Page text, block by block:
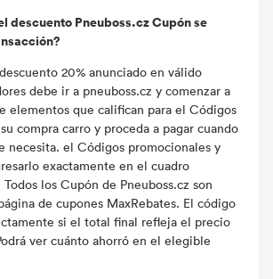
descuento Pneuboss.cz Cupón se
20% anunciado en válido
debe ir a pneuboss.cz y comenzar a
elementos que califican para el Códigos
compra carro y proceda a pagar cuando
necesita. el Códigos promocionales y
exactamente en el cuadro
los Cupón de Pneuboss.cz son
de cupones MaxRebates. El código
si el total final refleja el precio
ver cuánto ahorró en el elegible